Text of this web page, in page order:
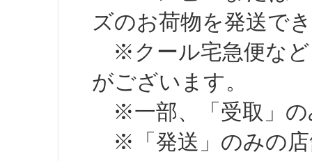
ズのお荷物を発送で
※クール宅急便など
がございます。
※一部、「受取」の
※「発送」のみの店